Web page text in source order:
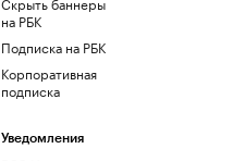
на РБК
Подписка на РБК
Корпоративная
подписка
Уведомления